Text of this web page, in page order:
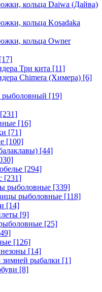
кольца Daiwa (Дайва)
кольца Kosadaka
кольца Owner
[17]
Три кита [11]
Chimera (Химера) [6]
рыболовный [19]
[231]
[16]
[71]
[100]
[44]
[294]
[231]
рыболовные [339]
рыболовные [118]
[14]
[9]
[25]
[126]
[14]
зимней рыбалки [1]
[8]